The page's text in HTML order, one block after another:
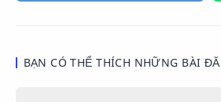
BẠN CÓ THỂ THÍCH NHỮNG BÀI